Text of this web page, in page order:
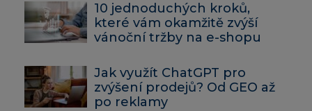
10 jednoduchých kroků,
které vám okamžitě zvýší
vánoční tržby na e-shopu
Jak využít ChatGPT pro
zvýšení prodejů? Od GEO až
po reklamy